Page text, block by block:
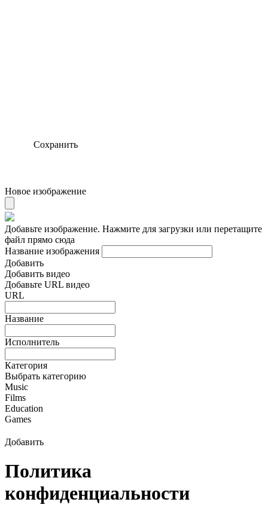
Сохранить
Новое изображение
Добавьте изображение. Нажмите для загрузки или перетащите
файл прямо сюда
Название изображения
Добавить
Добавить видео
Добавьте URL видео
URL
Название
Исполнитель
Категория
Выбрать категорию
Music
Films
Education
Games
Добавить
Политика
конфиденциальности